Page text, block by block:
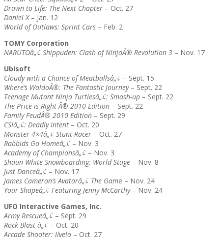
Drawn to Life: The Next Chapter – Oct. 27
Daniel X – Jan. 12
World of Outlaws: Sprint Cars – Feb. 2
TOMY Corporation
NARUTOâ„¢ Shippuden: Clash of NinjaÂ® Revolution 3 – Nov. 17
Ubisoft
Cloudy with a Chance of Meatballsâ„¢ – Sept. 15
Where’s WaldoÂ®: The Fantastic Journey– Sept. 22
Teenage Mutant Ninja Turtlesâ„¢: Smash-up – Sept. 22
The Price is Right Â® 2010 Edition – Sept. 22
Family FeudÂ® 2010 Edition – Sept. 29
CSIâ„¢: Deadly Intent – Oct. 20
Monster 4×4â„¢ Stunt Racer – Oct. 27
Rabbids Go Homeâ„¢ – Nov. 3
Academy of Championsâ„¢ – Nov. 3
Shaun White Snowboarding: World Stage – Nov. 8
Just Danceâ„¢ – Nov. 17
James Cameron’s Avatarâ„¢ The Game – Nov. 24
Your Shapeâ„¢ Featuring Jenny McCarthy – Nov. 24
UFO Interactive Games, Inc.
Army Rescueâ„¢ – Sept. 29
Rock Blast â„¢ – Oct. 20
Arcade Shooter: Ilvelo – Oct. 27